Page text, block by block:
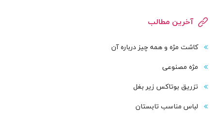
آخرین مطالب
کاشت مژه و همه چیز درباره آن
مژه مصنوعی
تزریق بوتاکس زیر بغل
لباس مناسب تابستان